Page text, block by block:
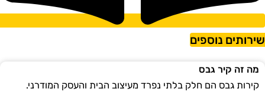
נוספים
מה זה קיר גבס
קירות גבס הם חלק בלתי נפרד מעיצוב הבית והעסק המודרני.